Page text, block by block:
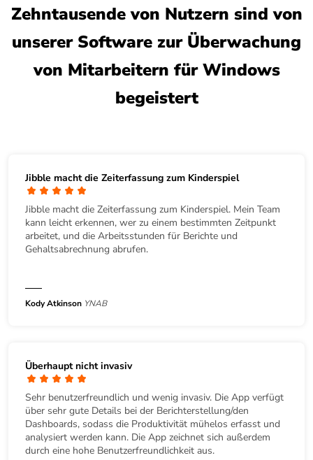
Zehntausende von Nutzern sind von
unserer Software zur Überwachung
von Mitarbeitern für Windows
begeistert
Jibble macht die Zeiterfassung zum Kinderspiel
Jibble macht die Zeiterfassung zum Kinderspiel. Mein Team
kann leicht erkennen, wer zu einem bestimmten Zeitpunkt
arbeitet, und die Arbeitsstunden für Berichte und
Gehaltsabrechnung abrufen.
Kody Atkinson YNAB
Überhaupt nicht invasiv
Sehr benutzerfreundlich und wenig invasiv. Die App verfügt
über sehr gute Details bei der Berichterstellung/den
Dashboards, sodass die Produktivität mühelos erfasst und
analysiert werden kann. Die App zeichnet sich außerdem
durch eine hohe Benutzerfreundlichkeit aus.